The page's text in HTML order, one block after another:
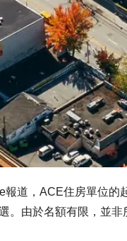
報道，ACE住房單位的
。由於名額有限，並非